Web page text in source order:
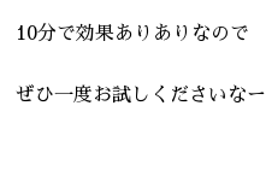
10分で効果ありありなので
ぜひ一度お試しくださいなー